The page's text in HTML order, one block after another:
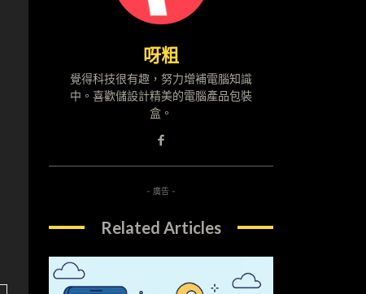
呀粗
覺得科技很有趣，努力增補電腦知識
中。喜歡儲設計精美的電腦產品包裝
盒。
- 廣告 -
Related Articles